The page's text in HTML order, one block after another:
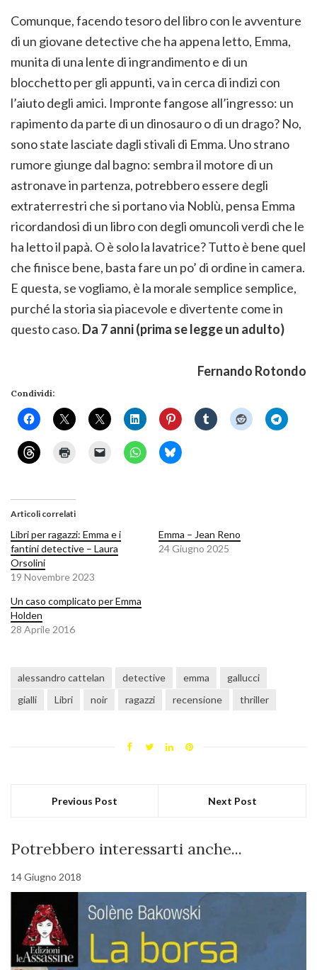
Comunque, facendo tesoro del libro con le avventure
di un giovane detective che ha appena letto, Emma,
munita di una lente di ingrandimento e di un
blocchetto per gli appunti, va in cerca di indizi con
l’aiuto degli amici. Impronte fangose all’ingresso: un
rapimento da parte di un dinosauro o di un drago? No,
sono state lasciate dagli stivali di Emma. Uno strano
rumore giunge dal bagno: sembra il motore di un
astronave in partenza, potrebbero essere degli
extraterrestri che si portano via Noblù, pensa Emma
ricordandosi di un libro con degli omuncoli verdi che le
ha letto il papà. O è solo la lavatrice? Tutto è bene quel
che finisce bene, basta fare un po’ di ordine in camera.
E questa, se vogliamo, è la morale semplice semplice,
purché la storia sia piacevole e divertente come in
questo caso. Da 7 anni (prima se legge un adulto)
Fernando Rotondo
Condividi:
Articoli correlati
Libri per ragazzi: Emma e i
fantini detective – Laura
Orsolini
19 Novembre 2023
Emma – Jean Reno
24 Giugno 2025
Un caso complicato per Emma
Holden
28 Aprile 2016
alessandro cattelan detective emma
gallucci
gialli
Libri noir ragazzi recensione thriller
Previous Post Next Post
Potrebbero interessarti anche...
14 Giugno 2018